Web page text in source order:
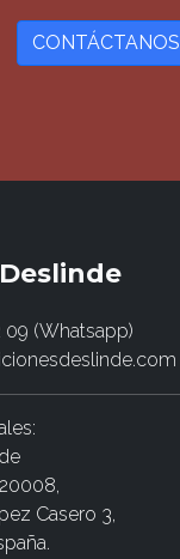
CONTÁCTANOS
09 (Whatsapp)
Casero 3,